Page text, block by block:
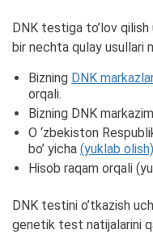
DNK testiga to’lov qilish
bir nechta qulay usullari
Bizning DNK
orqali.
Bizning DNK
O ‘zbekiston
bo’ yicha (yuklab olish)
Hisob raqam orqali
DNK testini o’tkazish
genetik test natijalarini